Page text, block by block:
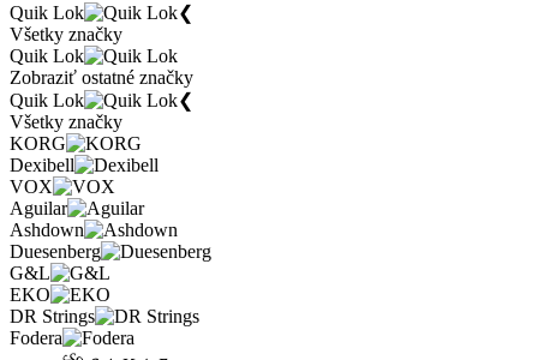
Quik Lok
❮
Všetky značky
Quik Lok
Zobraziť ostatné značky
Quik Lok
❮
Všetky značky
KORG
Dexibell
VOX
Aguilar
Ashdown
Duesenberg
G&L
EKO
DR Strings
Fodera